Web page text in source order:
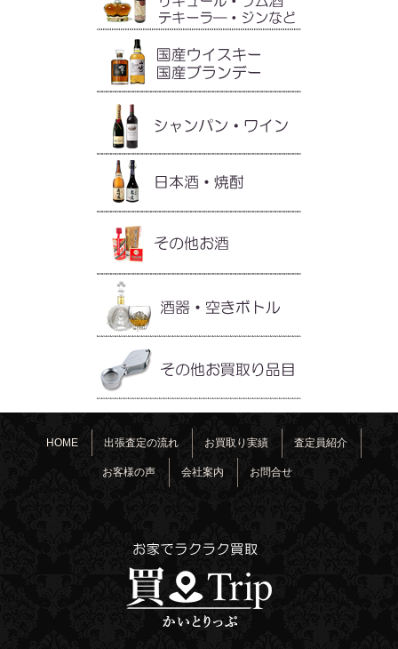
HOME 出張査定の流れ お買取り実績 査定員紹介
お客様の声 会社案内 お問合せ